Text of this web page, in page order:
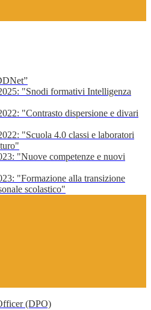
"Snodi formativi Intelligenza
"Contrasto dispersione e divari
"Scuola 4.0 classi e laboratori
"Nuove competenze e nuovi
"Formazione alla transizione
scolastico"
(DPO)